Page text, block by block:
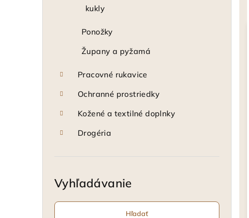
kukly
Ponožky
Župany a pyžamá
Pracovné rukavice
Ochranné prostriedky
Kožené a textilné doplnky
Drogéria
Vyhľadávanie
Hľadať